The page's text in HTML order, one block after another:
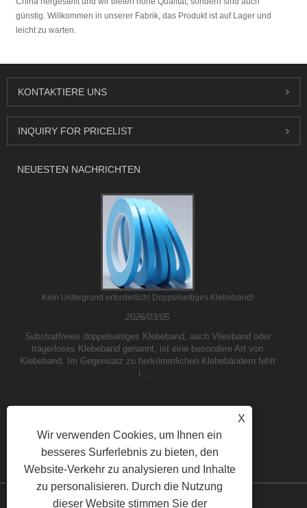
günstig. Willkommen in unserer Fabrik, das Produkt ist auf Lager und
leicht zu warten.
KONTAKTIERE UNS
INQUIRY FOR PRICELIST
NEUESTEN NACHRICHTEN
Kein Untergrund erforderlich! Doppelseitiges Klebeband!
2026/03/05
Substratfreies doppelseitiges Klebeband, auch Vliesband oder
trägerloses Klebeband genannt, ist eine besondere Art von
Klebeband. Im Gegensatz zu herkömmlichen Klebebändern fehlt
i......
X
Wir verwenden Cookies, um Ihnen ein
besseres Surferlebnis zu bieten, den
Website-Verkehr zu analysieren und Inhalte
zu personalisieren. Durch die Nutzung
dieser Website stimmen Sie der